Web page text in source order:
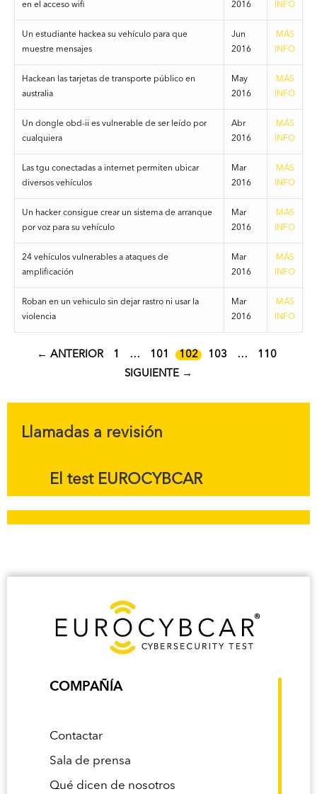
en el acceso wifi
2016
INFO
Un estudiante hackea su vehículo para que
muestre mensajes
Jun
2016
MÁS
INFO
Hackean las tarjetas de transporte público en
australia
May
2016
MÁS
INFO
Un dongle obd-ii es vulnerable de ser leído por
cualquiera
Abr
2016
MÁS
INFO
Las tgu conectadas a internet permiten ubicar
diversos vehículos
Mar
2016
MÁS
INFO
Un hacker consigue crear un sistema de arranque
por voz para su vehículo
Mar
2016
MÁS
INFO
24 vehículos vulnerables a ataques de
amplificación
Mar
2016
MÁS
INFO
Roban en un vehiculo sin dejar rastro ni usar la
violencia
Mar
2016
MÁS
INFO
← ANTERIOR PÁGINA
1 … PÁGINA
101 PÁGINA
102 PÁGINA
103 … PÁGINA
110
SIGUIENTE →
Llamadas a revisión
El test EUROCYBCAR
COMPAÑÍA
Contactar
Sala de prensa
Qué dicen de nosotros